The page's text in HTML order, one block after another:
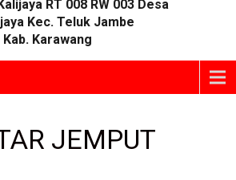
RT 008 RW 003 Desa
Kec. Teluk Jambe
Karawang
JEMPUT